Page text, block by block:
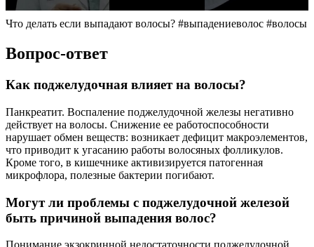
Что делать если выпадают волосы? #выпадениеволос #волосы
Вопрос-ответ
Как поджелудочная влияет на волосы?
Панкреатит. Воспаление поджелудочной железы негативно
действует на волосы. Снижение ее работоспособности
нарушает обмен веществ: возникает дефицит макроэлементов,
что приводит к угасанию работы волосяных фолликулов.
Кроме того, в кишечнике активизируется патогенная
микрофлора, полезные бактерии погибают.
Могут ли проблемы с поджелудочной железой
быть причиной выпадения волос?